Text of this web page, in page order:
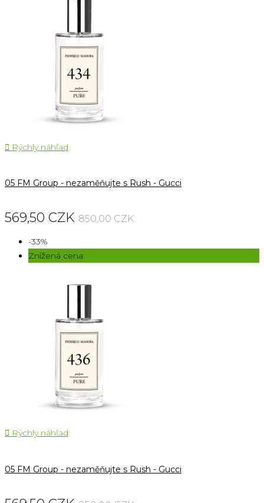
 Rýchly náhľad
05 FM Group - nezaměňujte s Rush - Gucci
569,50 CZK 850,00 CZK
-33%
Znížená cena
 Rýchly náhľad
05 FM Group - nezaměňujte s Rush - Gucci